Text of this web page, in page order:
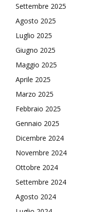
Settembre 2025
Agosto 2025
Luglio 2025
Giugno 2025
Maggio 2025
Aprile 2025
Marzo 2025
Febbraio 2025
Gennaio 2025
Dicembre 2024
Novembre 2024
Ottobre 2024
Settembre 2024
Agosto 2024